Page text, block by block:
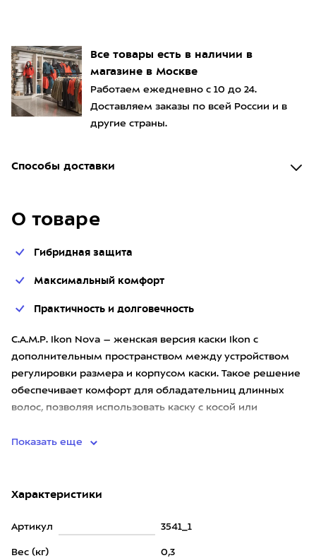
Все товары есть в наличии в
магазине в Москве
Работаем ежедневно с 10 до 24.
Доставляем заказы по всей России и в
другие страны.
Способы доставки
О товаре
Гибридная защита
Максимальный комфорт
Практичность и долговечность
C.A.M.P. Ikon Nova – женская версия каски Ikon с
дополнительным пространством между устройством
регулировки размера и корпусом каски. Такое решение
обеспечивает комфорт для обладательниц длинных
волос, позволяя использовать каску с косой или
Показать еще
Характеристики
Артикул 3541_1
Вес (кг) 0,3